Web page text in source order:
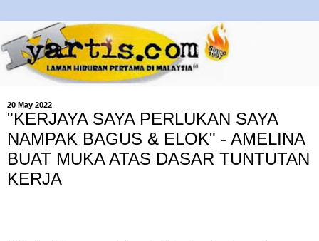
20 May 2022
"KERJAYA SAYA PERLUKAN SAYA
NAMPAK BAGUS & ELOK" - AMELINA
BUAT MUKA ATAS DASAR TUNTUTAN
KERJA